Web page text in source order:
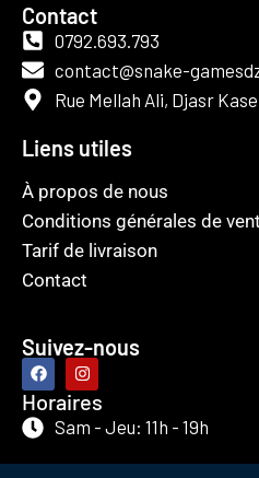
Contact
0792.693.793
contact@snake-
Rue Mellah Ali, Djasr
Liens utiles
À propos de nous
Conditions générales de
Tarif de livraison
Contact
Suivez-nous
Horaires
Sam - Jeu: 11h - 19h